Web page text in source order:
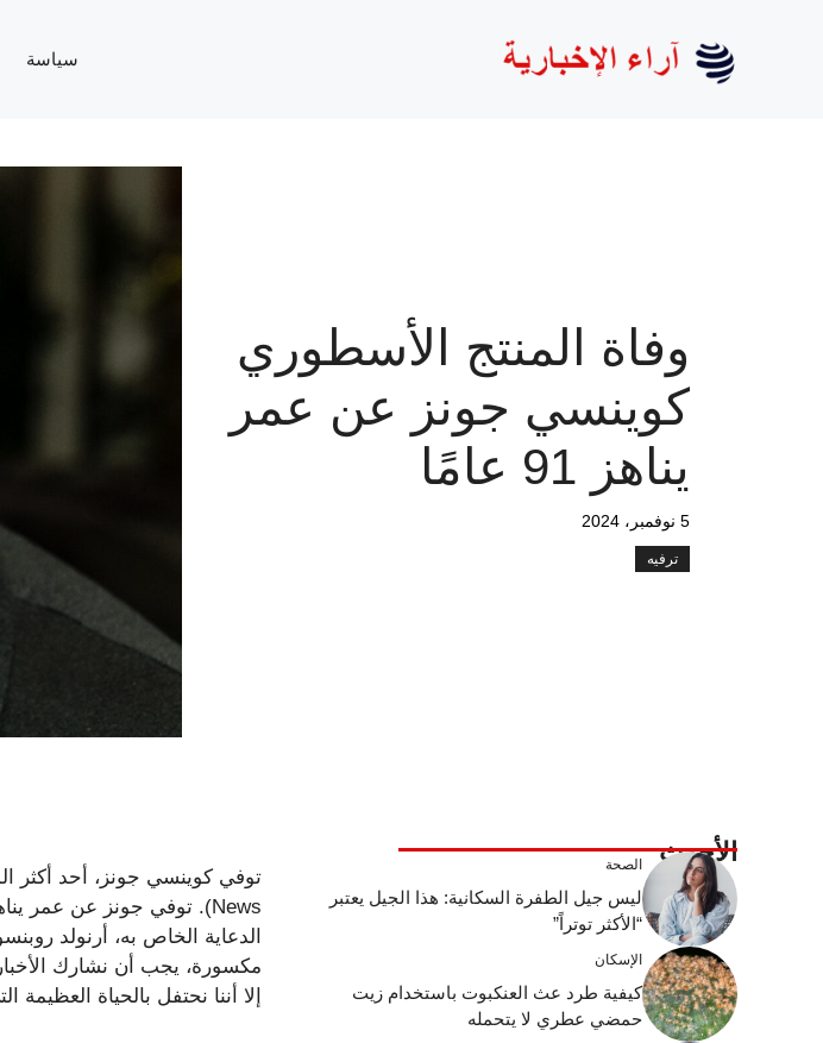
سياسة
وفاة المنتج الأسطوري
كوينسي جونز عن عمر
يناهز 91 عامًا
5 نوفمبر، 2024
ترفيه
الدعاية الخاص به، أرنولد
مكسورة، يجب أن نشارك
إلا أننا نحتفل بالحياة
الأحدث الصحة
ليس جيل الطفرة السكانية: هذا الجيل يعتبر
“الأكثر توتراً”
الإسكان
كيفية طرد عث العنكبوت باستخدام زيت
حمضي عطري لا يتحمله